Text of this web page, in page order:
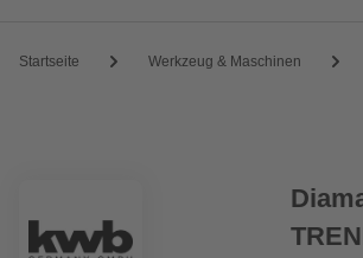
Startseite Werkzeug & Maschinen